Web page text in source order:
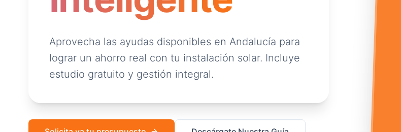
Aprovecha las ayudas disponibles en Andalucía para
lograr un ahorro real con tu instalación solar. Incluye
estudio gratuito y gestión integral.